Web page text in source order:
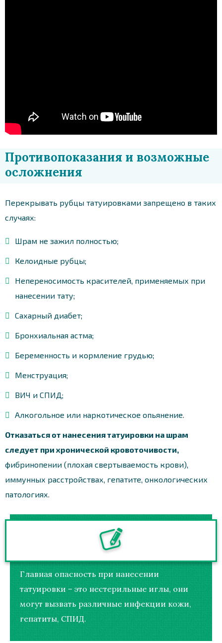
Противопоказания и возможные
осложнения
Перекрывать рубцы татуировками запрещено в таких
случаях:
Шрам не зажил полностью;
Келоидные рубцы;
Непереносимость красителей, применяемых при
нанесении тату;
Сахарный диабет;
Бронхиальная астма;
Беременность и кормление грудью;
Менструация;
ВИЧ и СПИД;
Алкогольное или наркотическое опьянение.
Отказаться от нанесения татуировки на шрам
следует при хронической кровоточивости,
фибринопении (плохая свертываемость крови),
иммунных расстройствах, гепатите, онкологических
патологиях.
Главная опасность при нанесении
татуировки – это нестерильные иглы, они
могут вызвать различные инфекции кожи,
гепатиты, СПИД.